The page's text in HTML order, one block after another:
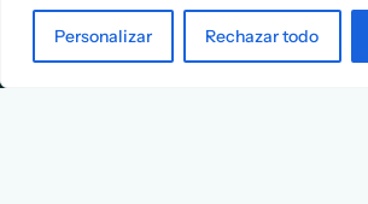
Personalizar Rechazar todo
Assessment